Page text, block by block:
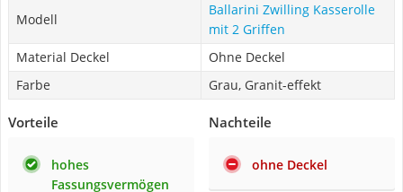
Modell
Ballarini Zwilling Kasserolle
mit 2 Griffen
Material Deckel
Ohne Deckel
Farbe
Grau, Granit-effekt
Vorteile
hohes
Fassungsvermögen
Nachteile
ohne Deckel